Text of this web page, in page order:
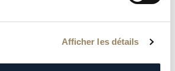
Afficher les détails